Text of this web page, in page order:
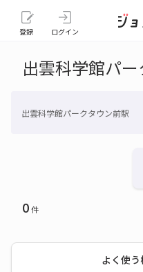
登録 ログイン
出雲科学館パ
出雲科学館パークタウン前駅
0件
よく使